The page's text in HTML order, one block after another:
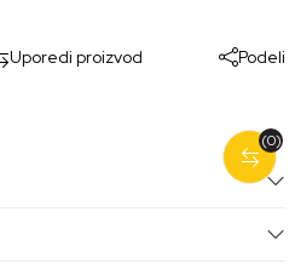
Uporedi proizvod Podeli
(0)